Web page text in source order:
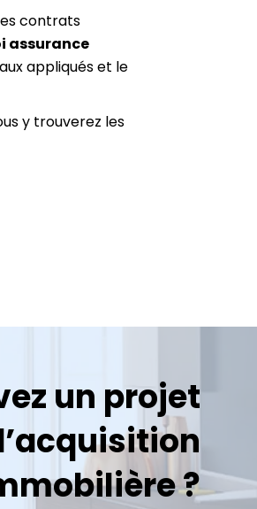
contrats
assurance
appliqués et le
y trouverez les
un projet
?